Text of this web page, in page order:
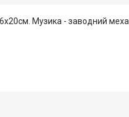
Музика - заводний